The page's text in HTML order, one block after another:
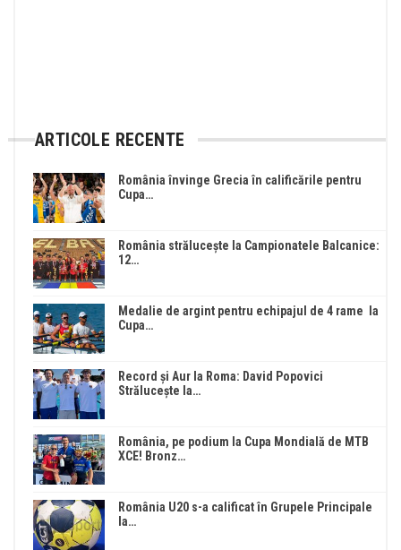
ARTICOLE RECENTE
România învinge Grecia în calificările pentru
Cupa…
România strălucește la Campionatele Balcanice:
12…
Medalie de argint pentru echipajul de 4 rame la
Cupa…
Record și Aur la Roma: David Popovici
Strălucește la…
România, pe podium la Cupa Mondială de MTB
XCE! Bronz…
România U20 s-a calificat în Grupele Principale
la…